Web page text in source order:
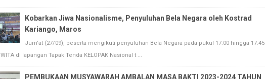
Kobarkan Jiwa Nasionalisme, Penyuluhan Bela Negara oleh Kostrad
Kariango, Maros
Jum'at (27/09), peserta mengikuti penyuluhan Bela Negara pada pukul 17.00 hingga 17.45
WITA di lapangan Tapak Tenda KELOPAK Nasional t ...
PEMBUKAAN MUSYAWARAH AMBALAN MASA BAKTI 2023-2024 TAHUN